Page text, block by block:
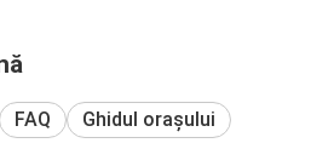
FAQ Ghidul orașului